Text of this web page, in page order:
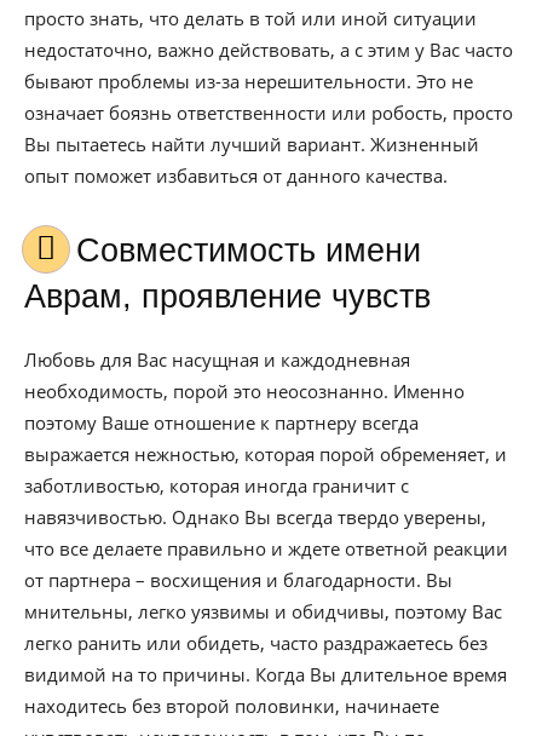
просто знать, что делать в той или иной ситуации
недостаточно, важно действовать, а с этим у Вас часто
бывают проблемы из-за нерешительности. Это не
означает боязнь ответственности или робость, просто
Вы пытаетесь найти лучший вариант. Жизненный
опыт поможет избавиться от данного качества.
Совместимость имени
Аврам, проявление чувств
Любовь для Вас насущная и каждодневная
необходимость, порой это неосознанно. Именно
поэтому Ваше отношение к партнеру всегда
выражается нежностью, которая порой обременяет, и
заботливостью, которая иногда граничит с
навязчивостью. Однако Вы всегда твердо уверены,
что все делаете правильно и ждете ответной реакции
от партнера – восхищения и благодарности. Вы
мнительны, легко уязвимы и обидчивы, поэтому Вас
легко ранить или обидеть, часто раздражаетесь без
видимой на то причины. Когда Вы длительное время
находитесь без второй половинки, начинаете